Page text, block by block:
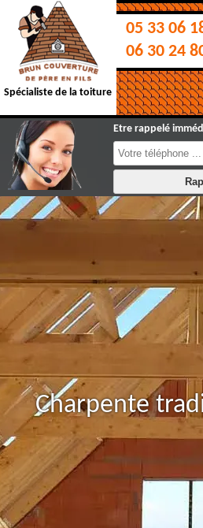
Spécialiste de la toiture
05 33 06
06 30 24
Etre rappelé
Charpente